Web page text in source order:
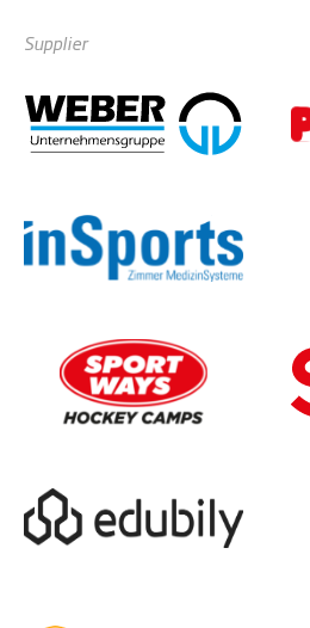
Supplier